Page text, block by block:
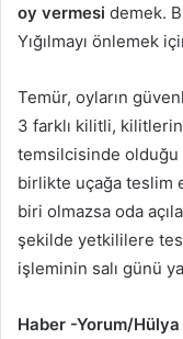
oy vermesi demek.
Yığılmayı önlemek
Temür, oyların
3 farklı kilitli,
temsilcisinde olduğu
birlikte uçağa teslim
biri olmazsa oda
şekilde yetkililere
işleminin salı günü
Haber -Yorum/